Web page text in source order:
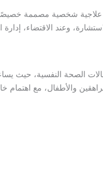
علاجية شخصية مصممة
وعند الاقتضاء،
الصحة النفسية، حيث
والأطفال، مع